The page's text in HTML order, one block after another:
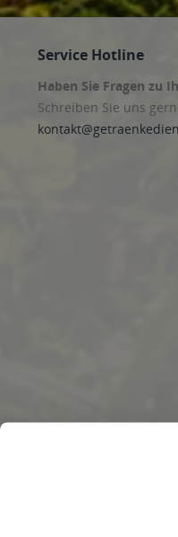
Service Hotline
Haben Sie Fragen zu
Schreiben Sie uns